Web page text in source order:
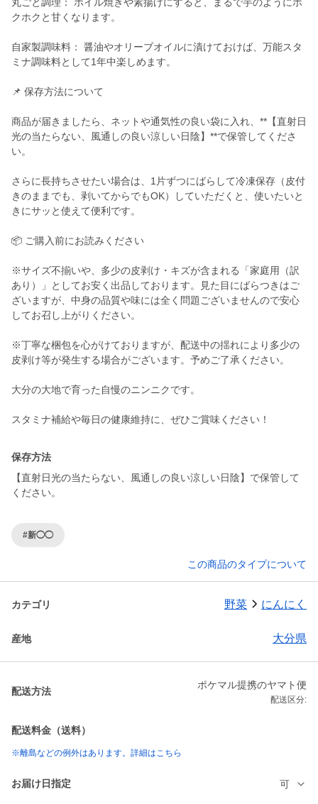
クホクと甘くなります。
自家製調味料： 醤油やオリーブオイルに漬けておけば、万能スタ
ミナ調味料として1年中楽しめます。
📌 保存方法について
商品が届きましたら、ネットや通気性の良い袋に入れ、**【直射日
光の当たらない、風通しの良い涼しい日陰】**で保管してくださ
い。
さらに長持ちさせたい場合は、1片ずつにばらして冷凍保存（皮付
きのままでも、剥いてからでもOK）していただくと、使いたいと
きにサッと使えて便利です。
📦 ご購入前にお読みください
※サイズ不揃いや、多少の皮剥け・キズが含まれる「家庭用（訳
あり）」としてお安く出品しております。見た目にばらつきはご
ざいますが、中身の品質や味には全く問題ございませんので安心
してお召し上がりください。
※丁寧な梱包を心がけておりますが、配送中の揺れにより多少の
皮剥け等が発生する場合がございます。予めご了承ください。
大分の大地で育った自慢のニンニクです。
スタミナ補給や毎日の健康維持に、ぜひご賞味ください！
保存方法
【直射日光の当たらない、風通しの良い涼しい日陰】で保管して
ください。
#新◯◯
この商品のタイプについて
カテゴリ 野菜 にんにく
産地 大分県
配送方法
ポケマル提携のヤマト便
配送区分:
配送料金（送料）
※離島などの例外はあります。詳細はこちら
お届け日指定 可